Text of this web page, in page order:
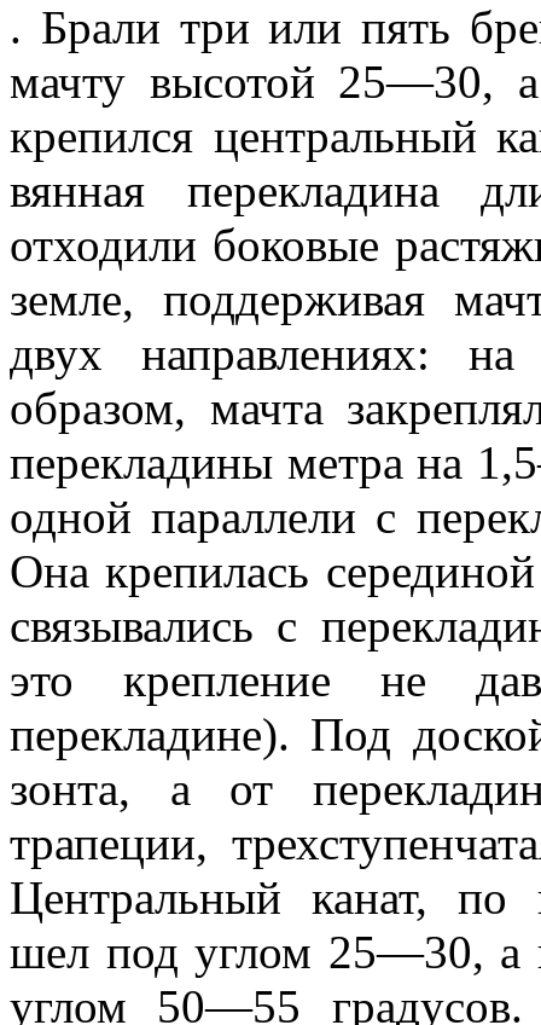
. Брали три или пять
мачту высотой 25—30,
крепился цент­ральный
вянная перекладина
отходили боковые
земле, поддержи­вая
двух направлениях:
образом, мачта
перекладины метра на
одной параллели с
Она крепилась
связывались с
это крепление не
переклади­не). Под
зонта, а от
трапеции,
Центральный канат, по
шел под углом 25—30, а
углом 50—55 гра­дусов.